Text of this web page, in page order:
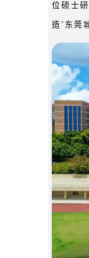
位硕士
造’东莞